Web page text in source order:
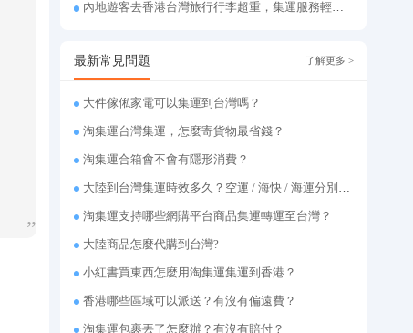
內地遊客去香港台灣旅行行李超重，集運服務輕鬆解決搬運難題
最新常見問題 了解更多 >
大件傢俬家電可以集運到台灣嗎？
淘集運台灣集運，怎麼寄貨物最省錢？
淘集運合箱會不會有隱形消費？
大陸到台灣集運時效多久？空運 / 海快 / 海運分別幾天
淘集運支持哪些網購平台商品集運轉運至台灣？
大陸商品怎麼代購到台灣?
小紅書買東西怎麼用淘集運集運到香港？
香港哪些區域可以派送？有沒有偏遠費？
淘集運包裹丟了怎麼辦？有沒有賠付？